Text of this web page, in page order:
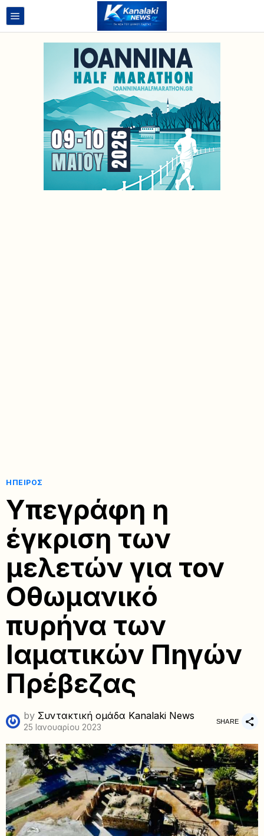
ΉΠΕΙΡΟΣ
Υπεγράφη η
έγκριση των
μελετών για τον
Οθωμανικό
πυρήνα των
Ιαματικών Πηγών
Πρέβεζας
by Συντακτική ομάδα Kanalaki News
25 Ιανουαρίου 2023
SHARE